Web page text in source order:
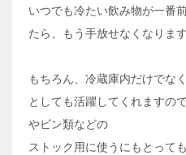
いつでも冷たい飲み物が一番
たら、もう手放せなくなりま
もちろん、冷蔵庫内だけでな
としても活躍してくれますの
やビン類などの
ストック用に使うにもとって